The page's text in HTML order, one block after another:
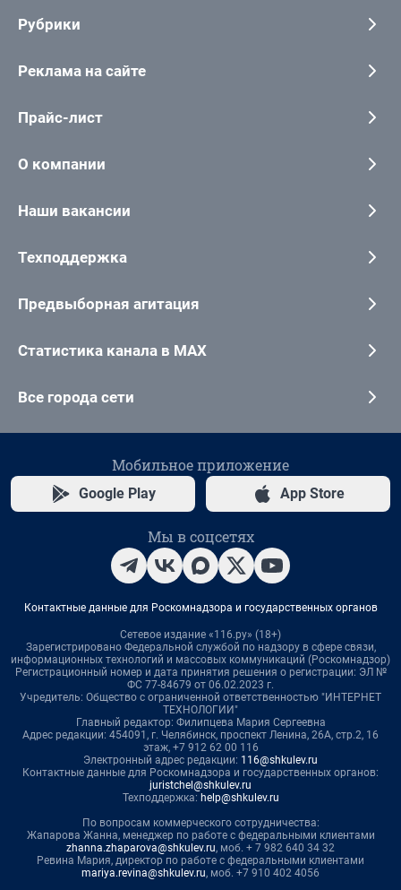
Рубрики
Реклама на сайте
Прайс-лист
О компании
Наши вакансии
Техподдержка
Предвыборная агитация
Статистика канала в MAX
Все города сети
Мобильное приложение
Google Play App Store
Мы в соцсетях
Контактные данные для Роскомнадзора и государственных органов
Сетевое издание «116.ру» (18+)
Зарегистрировано Федеральной службой по надзору в сфере связи,
информационных технологий и массовых коммуникаций (Роскомнадзор)
Регистрационный номер и дата принятия решения о регистрации: ЭЛ №
ФС 77-84679 от 06.02.2023 г.
Учредитель: Общество с ограниченной ответственностью "ИНТЕРНЕТ
ТЕХНОЛОГИИ"
Главный редактор: Филипцева Мария Сергеевна
Адрес редакции: 454091, г. Челябинск, проспект Ленина, 26А, стр.2, 16
этаж, +7 912 62 00 116
Электронный адрес редакции: 116@shkulev.ru
Контактные данные для Роскомнадзора и государственных органов:
juristchel@shkulev.ru
Техподдержка: help@shkulev.ru
По вопросам коммерческого сотрудничества:
Жапарова Жанна, менеджер по работе с федеральными клиентами
zhanna.zhaparova@shkulev.ru, моб. + 7 982 640 34 32
Ревина Мария, директор по работе с федеральными клиентами
mariya.revina@shkulev.ru, моб. +7 910 402 4056